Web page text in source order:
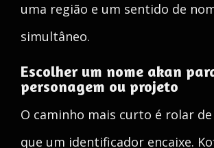
uma região e um sentido de
simultâneo.
Escolher um nome akan
personagem ou projeto
O caminho mais curto é rolar
que um identificador encaixe.